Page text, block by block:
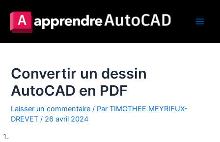
contenu
Convertir un dessin
AutoCAD en PDF
Laisser un commentaire / ParTIMOTHEE MEYRIEUX-
DREVET / 26 avril 2024